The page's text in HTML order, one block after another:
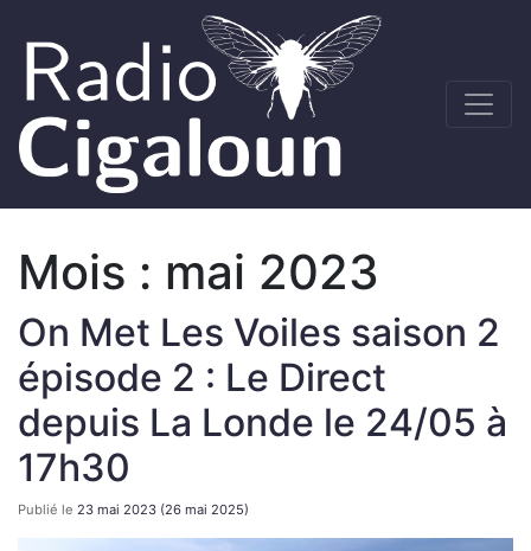
Mois : mai 2023
On Met Les Voiles saison 2
épisode 2 : Le Direct
depuis La Londe le 24/05 à
17h30
Publié le 23 mai 2023 (26 mai 2025)